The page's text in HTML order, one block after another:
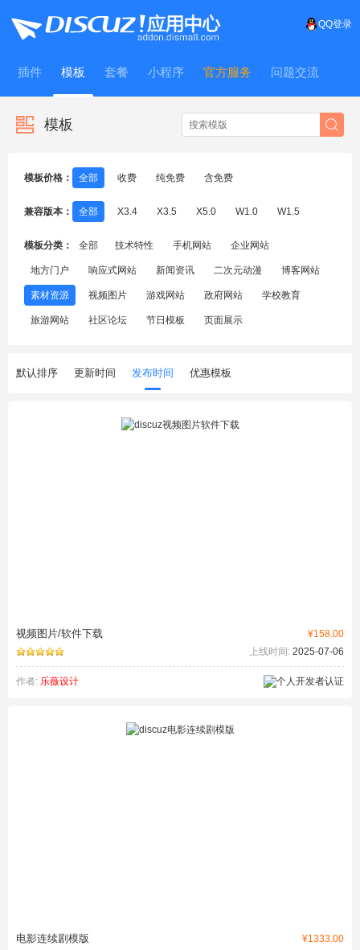
QQ登录
插件 模板 套餐 小程序 官方服务 问题交流
WitFrame
模板
模板价格： 全部 收费 纯免费 含免费
兼容版本： 全部 X3.4 X3.5 X5.0 W1.0 W1.5
模板分类： 全部 技术特性 手机网站 企业网站
地方门户 响应式网站 新闻资讯 二次元动漫 博客网站
素材资源 视频图片 游戏网站 政府网站 学校教育
旅游网站 社区论坛 节日模板 页面展示
默认排序 更新时间 发布时间 优惠模板
¥158.00
视频图片/软件下载
上线时间: 2025-07-06
作者: 乐薇设计
¥1333.00
电影连续剧模版